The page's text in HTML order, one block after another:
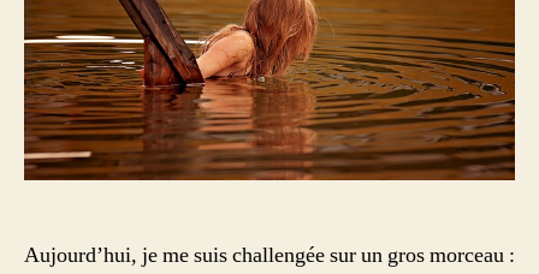
des
peurs
Aujourd’hui, je me suis challengée sur un gros morceau :